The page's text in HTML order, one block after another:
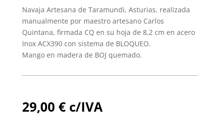
Navaja Artesana de Taramundi, Asturias, realizada
manualmente por maestro artesano Carlos
Quintana, firmada CQ en su hoja de 8,2 cm en acero
Inox ACX390 con sistema de BLOQUEO.
Mango en madera de BOJ quemado.
29,00 € c/IVA